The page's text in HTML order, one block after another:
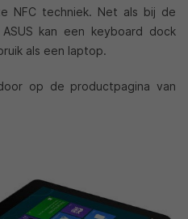
NFC techniek. Net als bij de
kan een keyboard dock
als een laptop.
op de productpagina van